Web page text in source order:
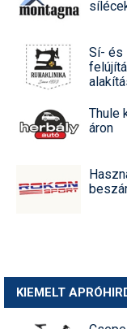
Sí- és
Thule
áron
KIEMELT